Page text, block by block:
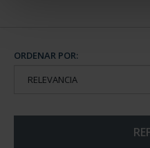
ORDENAR POR: